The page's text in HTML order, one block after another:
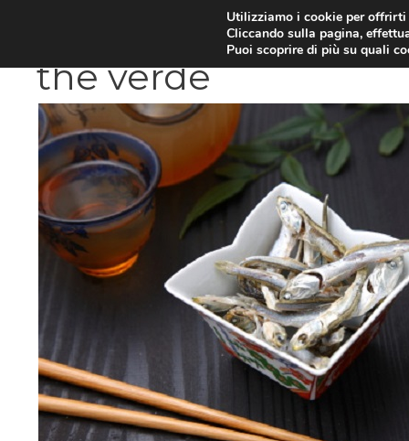
DIETE E METABOLISMO
the verde
Utilizziamo i cookie per
Cliccando sulla pagina,
Puoi scoprire di più su quali